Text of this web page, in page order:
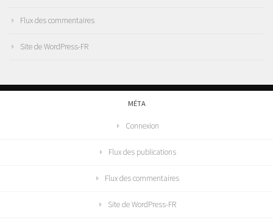
Flux des commentaires
Site de WordPress-FR
MÉTA
Connexion
Flux des publications
Flux des commentaires
Site de WordPress-FR